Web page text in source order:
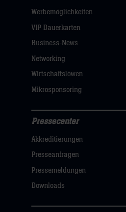
öffnen,
dann
klicken
Werbemöglichkeiten
VIP Dauerkarten
Business-News
Networking
Wirtschaftslöwen
Mikrosponsoring
Navigation
öffnen,
dann
klicken
hier
Pressecenter
Akkreditierungen
Presseanfragen
Pressemeldungen
Downloads